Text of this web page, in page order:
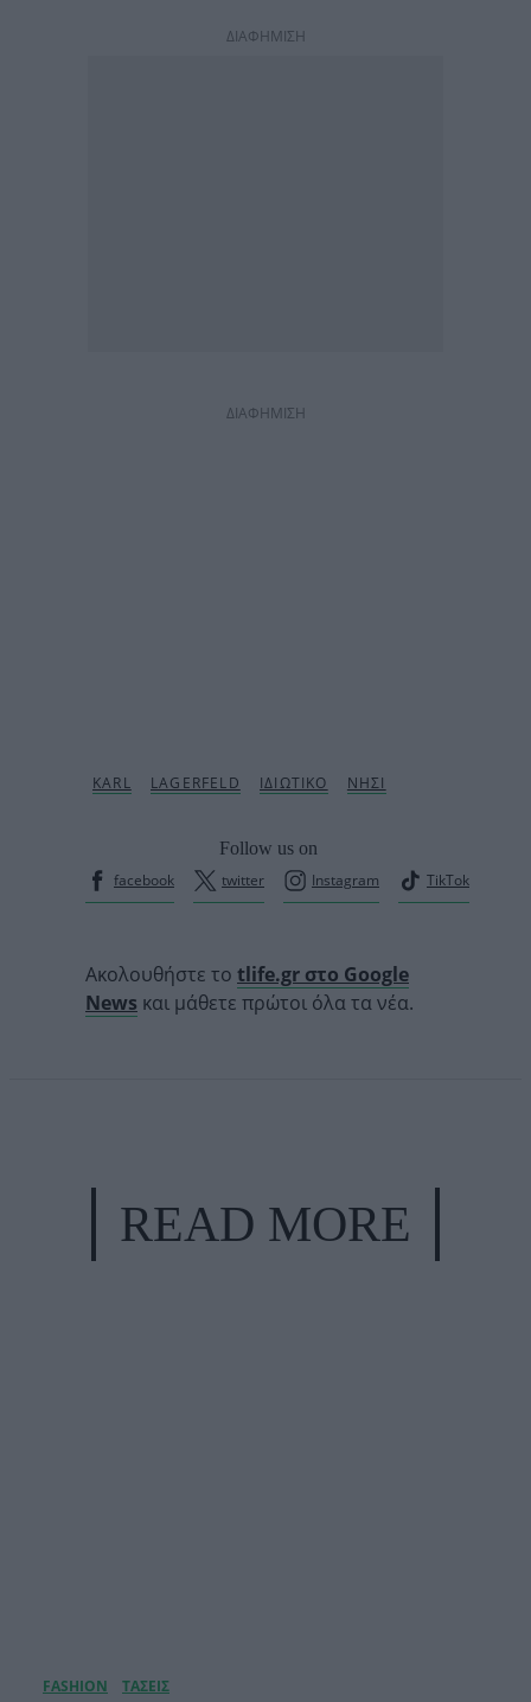
ΔΙΑΦΗΜΙΣΗ
ΔΙΑΦΗΜΙΣΗ
Follow us on
facebook
twitter Instagram TikTok
Ακολουθήστε το tlife.gr στο Google
News και μάθετε πρώτοι όλα τα νέα.
READ MORE